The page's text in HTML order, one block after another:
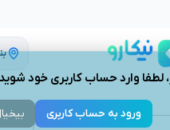
کاربری خود شوید.
کاربری بیخیال
بندرترکمن